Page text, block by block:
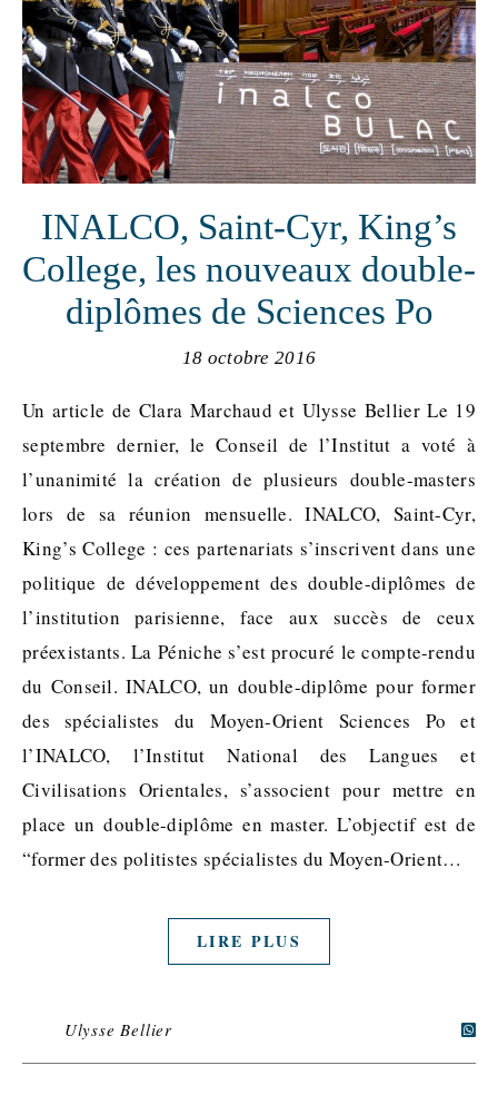
INALCO, Saint-Cyr, King’s
College, les nouveaux double-
diplômes de Sciences Po
18 octobre 2016
Un article de Clara Marchaud et Ulysse Bellier Le 19
septembre dernier, le Conseil de l’Institut a voté à
l’unanimité la création de plusieurs double-masters
lors de sa réunion mensuelle. INALCO, Saint-Cyr,
King’s College : ces partenariats s’inscrivent dans une
politique de développement des double-diplômes de
l’institution parisienne, face aux succès de ceux
préexistants. La Péniche s’est procuré le compte-rendu
du Conseil. INALCO, un double-diplôme pour former
des spécialistes du Moyen-Orient Sciences Po et
l’INALCO, l’Institut National des Langues et
Civilisations Orientales, s’associent pour mettre en
place un double-diplôme en master. L’objectif est de
“former des politistes spécialistes du Moyen-Orient…
LIRE PLUS
Ulysse Bellier